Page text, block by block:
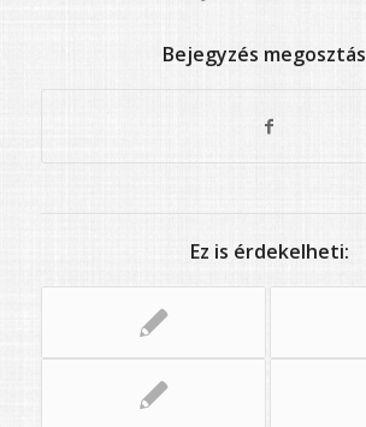
Bejegyzés
Ez is érdekelheti: